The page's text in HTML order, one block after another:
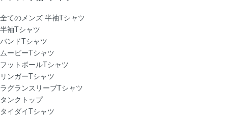
全てのメンズ 半袖Tシャツ
半袖Tシャツ
バンドTシャツ
ムービーTシャツ
フットボールTシャツ
リンガーTシャツ
ラグランスリーブTシャツ
タンクトップ
タイダイTシャツ